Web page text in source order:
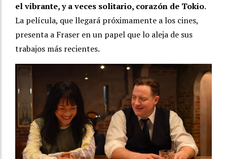
el vibrante, y a veces solitario, corazón de Tokio.
La película, que llegará próximamente a los cines,
presenta a Fraser en un papel que lo aleja de sus
trabajos más recientes.